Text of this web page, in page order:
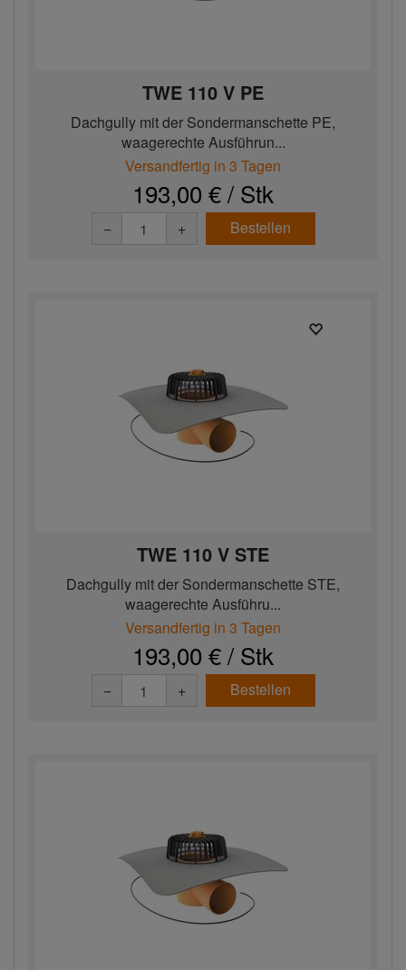
TWE 110 V PE
Dachgully mit der Sondermanschette PE,
waagerechte Ausführun...
Versandfertig in 3 Tagen
193,00 € / Stk
− + Bestellen
TWE 110 V STE
Dachgully mit der Sondermanschette STE,
waagerechte Ausführu...
Versandfertig in 3 Tagen
193,00 € / Stk
− + Bestellen